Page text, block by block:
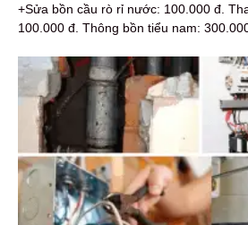
+Sửa bồn cầu rò rỉ nước: 100.000 đ.
100.000 đ. Thông bồn tiểu nam: